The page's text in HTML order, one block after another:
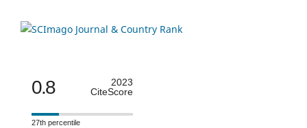
0.8
2023
CiteScore
27th percentile